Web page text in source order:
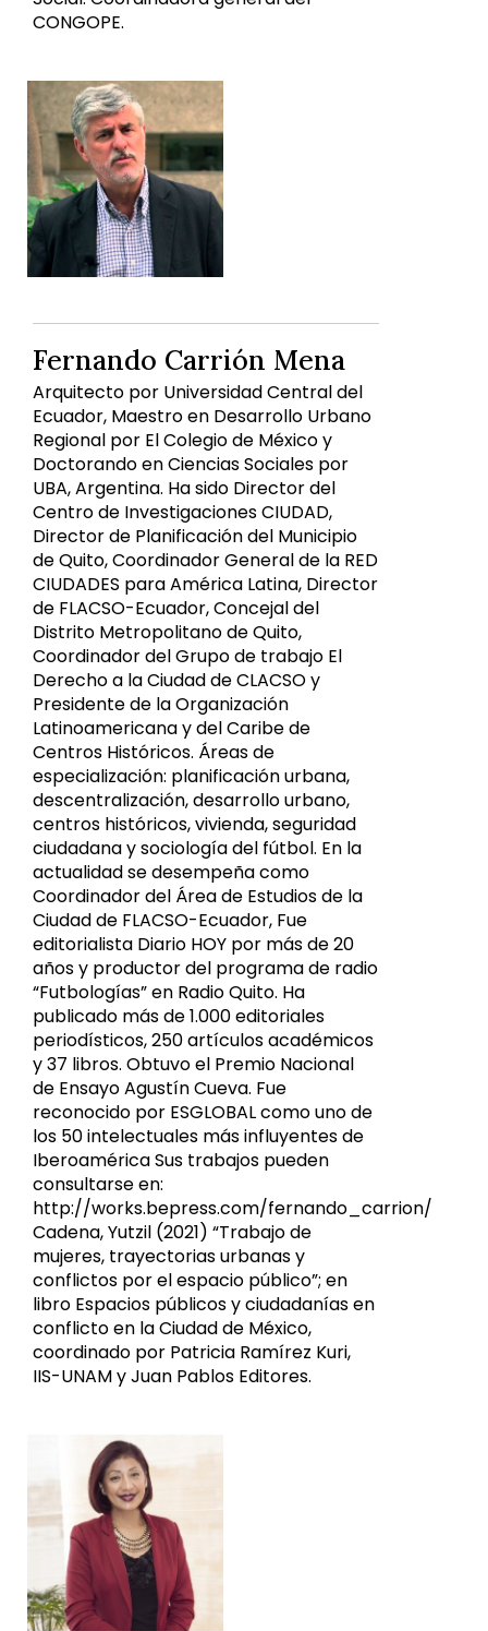
CONGOPE.
Fernando Carrión Mena
Arquitecto por Universidad Central del
Ecuador, Maestro en Desarrollo Urbano
Regional por El Colegio de México y
Doctorando en Ciencias Sociales por
UBA, Argentina. Ha sido Director del
Centro de Investigaciones CIUDAD,
Director de Planificación del Municipio
de Quito, Coordinador General de la RED
CIUDADES para América Latina, Director
de FLACSO-Ecuador, Concejal del
Distrito Metropolitano de Quito,
Coordinador del Grupo de trabajo El
Derecho a la Ciudad de CLACSO y
Presidente de la Organización
Latinoamericana y del Caribe de
Centros Históricos. Áreas de
especialización: planificación urbana,
descentralización, desarrollo urbano,
centros históricos, vivienda, seguridad
ciudadana y sociología del fútbol. En la
actualidad se desempeña como
Coordinador del Área de Estudios de la
Ciudad de FLACSO-Ecuador, Fue
editorialista Diario HOY por más de 20
años y productor del programa de radio
“Futbologías” en Radio Quito. Ha
publicado más de 1.000 editoriales
periodísticos, 250 artículos académicos
y 37 libros. Obtuvo el Premio Nacional
de Ensayo Agustín Cueva. Fue
reconocido por ESGLOBAL como uno de
los 50 intelectuales más influyentes de
Iberoamérica Sus trabajos pueden
consultarse en:
http://works.bepress.com/fernando_carrion/
Cadena, Yutzil (2021) “Trabajo de
mujeres, trayectorias urbanas y
conflictos por el espacio público”; en
libro Espacios públicos y ciudadanías en
conflicto en la Ciudad de México,
coordinado por Patricia Ramírez Kuri,
IIS-UNAM y Juan Pablos Editores.